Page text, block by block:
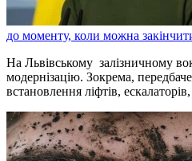
до моменту, коли можна
На Львівському залізничному
модернізацію. Зокрема,
встановлення ліфтів,